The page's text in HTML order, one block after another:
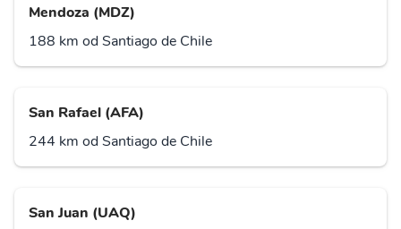
Mendoza (MDZ)
188 km od Santiago de Chile
San Rafael (AFA)
244 km od Santiago de Chile
San Juan (UAQ)